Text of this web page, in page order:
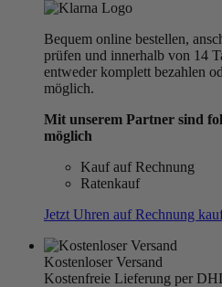
Bequem online bestellen,
prüfen und innerhalb von 14
entweder komplett bezahlen
möglich.
Mit unserem Partner sind
möglich
Kauf auf Rechnung
Ratenkauf
Jetzt Uhren auf Rechnung
Kostenloser Versand
Kostenfreie Lieferung per